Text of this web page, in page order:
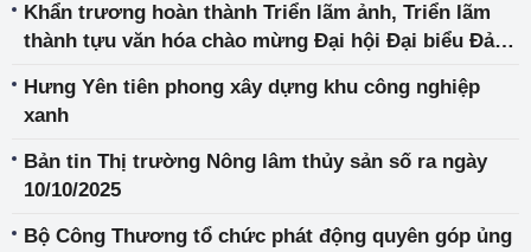
Khẩn trương hoàn thành Triển lãm ảnh, Triển lãm
thành tựu văn hóa chào mừng Đại hội Đại biểu Đảng
Hưng Yên tiên phong xây dựng khu công nghiệp
xanh
Bản tin Thị trường Nông lâm thủy sản số ra ngày
10/10/2025
Bộ Công Thương tổ chức phát động quyên góp ủng